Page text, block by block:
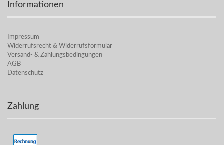
Informationen
Impressum
Widerrufsrecht & Widerrufsformular
Versand- & Zahlungsbedingungen
AGB
Datenschutz
Zahlung